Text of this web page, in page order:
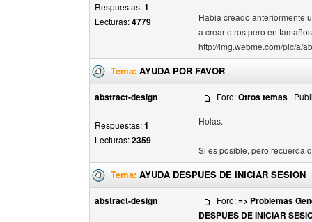
Respuestas:1
Lecturas:4779
Habia creado anteriormente
a crear otros pero en
http://img.webme.com/pic/a/
Tema: AYUDA POR FAVOR
abstract-design
Respuestas:1
Lecturas:2359
Foro:Otros temas
Holas.
Si es posible, pero recuerda
Tema: AYUDA DESPUES DE INICIAR SESION
abstract-design Foro:=> Problemas
DESPUES DE INICIAR